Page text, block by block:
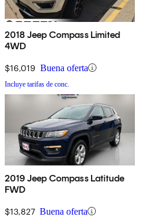
2018 Jeep Compass Limited
4WD
$16,019 Buena oferta
Incluye tarifas de conc.
2019 Jeep Compass Latitude
FWD
$13,827 Buena oferta